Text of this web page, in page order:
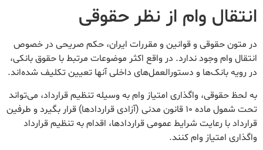
انتقا‌ل وام از نظر حقوقی
در متون حقوقی و قوانین و مقررات ایران، حکم صریحی در خصوص
انتقال وام وجود ندارد. در واقع اکثر موضوعات مرتبط با حقوق بانکی،
در رویه بانک‌ها و دستورالعمل‌های داخلی آنها تعیین تکلیف شده‌اند.
به لحظ حقوقی، واگذاری امتیاز وام به وسیله تنظیم قرارداد، می‌تواند
تحت شمول ماده 10 قانون مدنی (آزادی قراردادها) قرار بگیرد و طرفین
قرارداد با رعایت شرایط عمومی قراردادها، اقدام به تنظیم قرارداد
واگذاری امتیاز وام کنند.